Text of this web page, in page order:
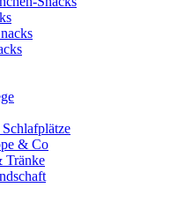
& Co
Tränke